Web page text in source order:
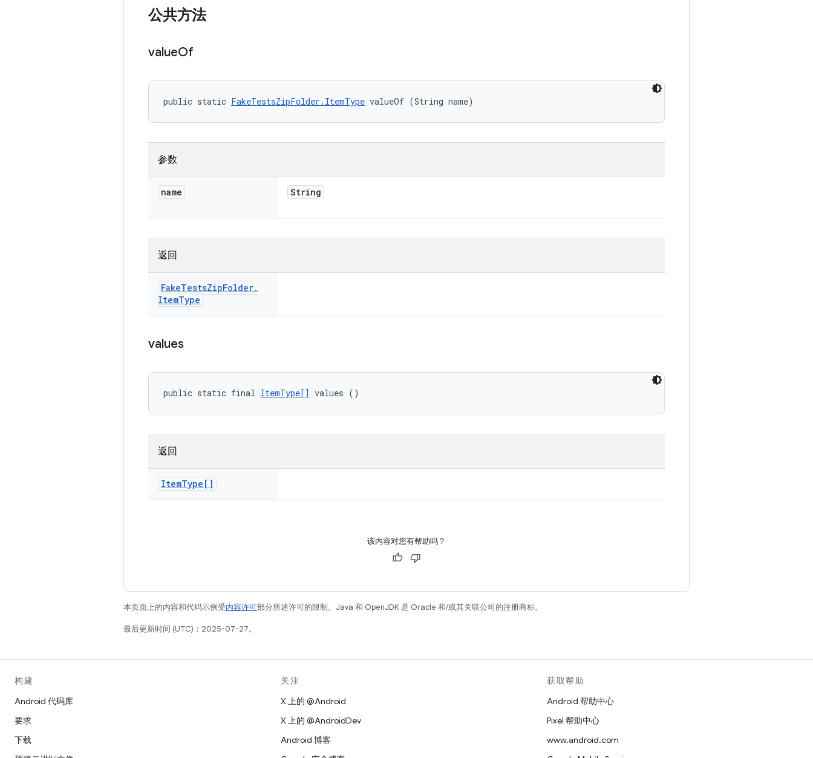
公共方法
valueOf
public static FakeTestsZipFolder.ItemType valueOf (String name)
参数
name String
返回
FakeTestsZipFolder.
ItemType
values
public static final ItemType[] values ()
返回
ItemType[]
该内容对您有帮助吗？
本页面上的内容和代码示例受内容许可部分所述许可的限制。Java 和 OpenJDK 是 Oracle 和/或其关联公司的注册商标。
最后更新时间 (UTC)：2025-07-27。
构建
Android 代码库
要求
下载
关注
X 上的 @Android
X 上的 @AndroidDev
Android 博客
获取帮助
Android 帮助中心
Pixel 帮助中心
www.android.com